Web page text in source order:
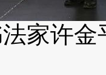
家许金